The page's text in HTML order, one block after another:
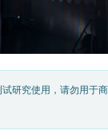
研究使用，请勿用于